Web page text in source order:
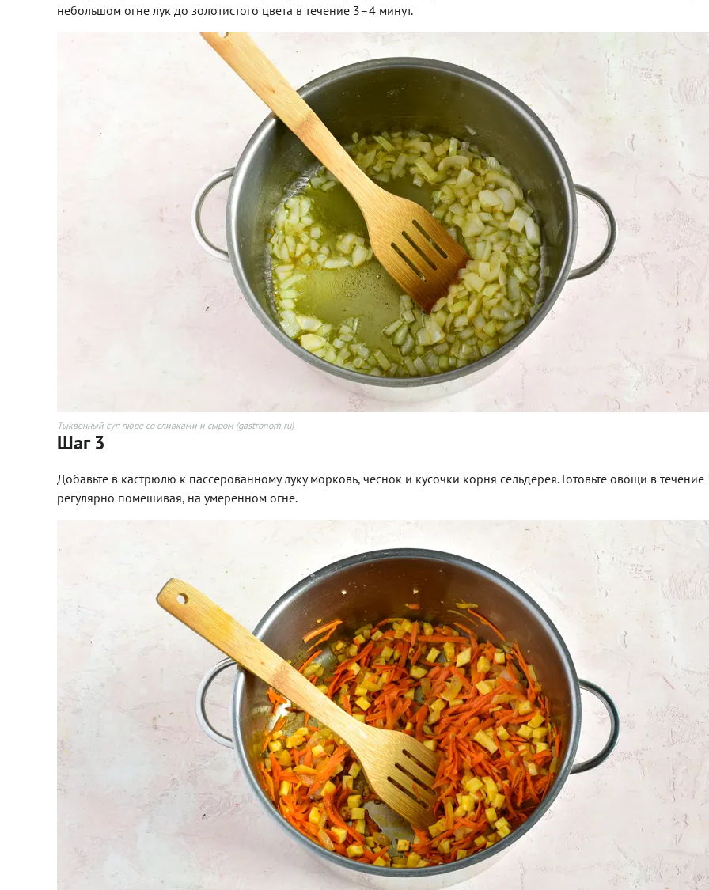
небольшом огне лук до золотистого цвета в течение 3–4 минут.
Тыквенный суп пюре со сливками и сыром (gastronom.ru)
Шаг 3
Добавьте в кастрюлю к пассерованному луку морковь, чеснок и кусочки корня сельдерея. Готовьте овощи в течение
регулярно помешивая, на умеренном огне.